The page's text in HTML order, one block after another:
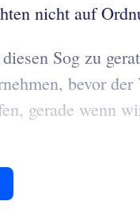
nicht auf
Sog zu
bevor
gerade wenn